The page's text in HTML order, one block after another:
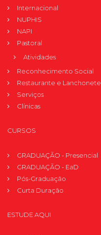
Internacional
NUPHIS
NAPI
Pastoral
Atividades
Reconhecimento Social
Restaurante e Lanchonete
Serviços
Clínicas
CURSOS
GRADUAÇÃO - Presencial
GRADUAÇÃO - EaD
Pós-Graduação
Curta Duração
ESTUDE AQUI